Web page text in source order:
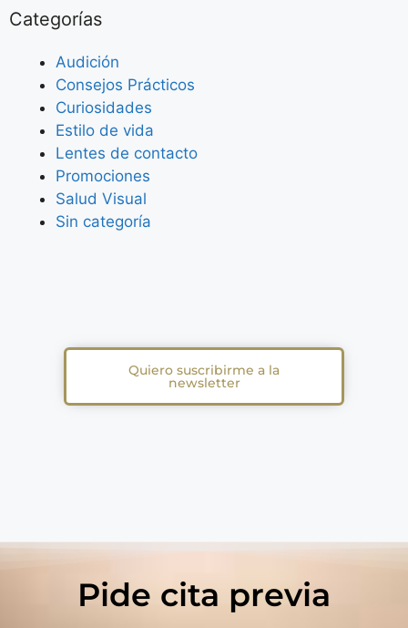
Categorías
Audición
Consejos Prácticos
Curiosidades
Estilo de vida
Lentes de contacto
Promociones
Salud Visual
Sin categoría
Quiero suscribirme a la
newsletter
Pide cita previa